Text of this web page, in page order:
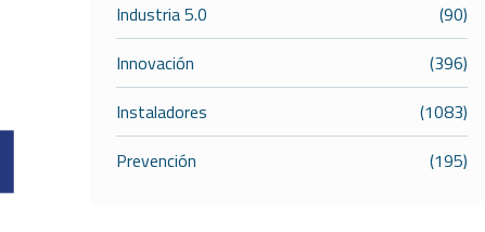
Industria 5.0
(90)
Innovación
(396)
Instaladores
(1083)
Prevención
(195)